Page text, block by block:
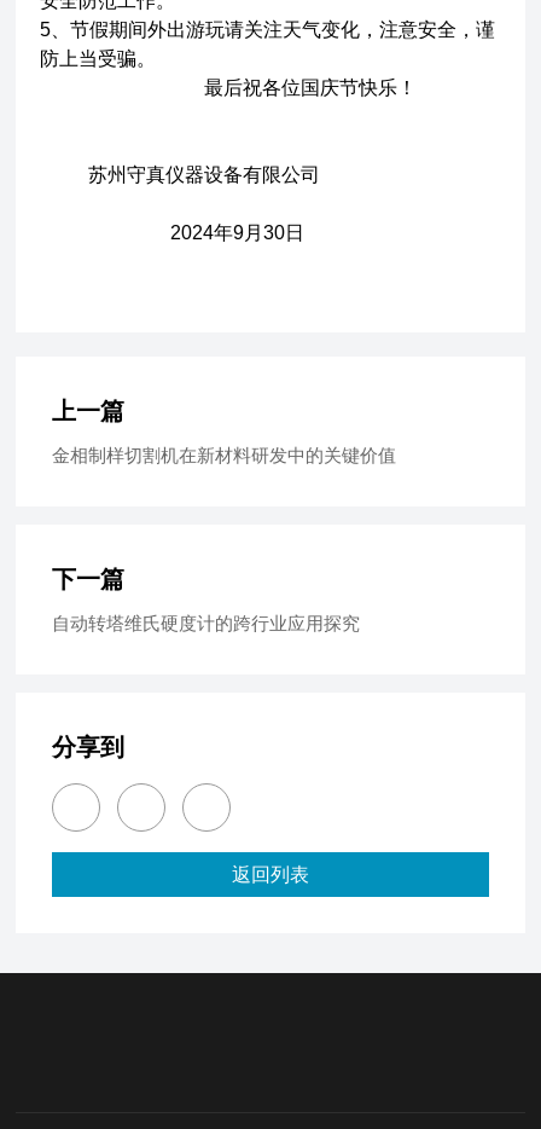
5、节假期间外出游玩请关注天气变化，注意安全，谨
防上当受骗。
最后祝各位国庆节快乐！
苏州守真仪器设备有限公司
2024年9月30日
上一篇
金相制样切割机在新材料研发中的关键价值
下一篇
自动转塔维氏硬度计的跨行业应用探究
分享到
返回列表